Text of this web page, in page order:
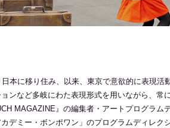
本に移り住み、以来、東京で意欲的に表現活
ンなど多岐にわた表現形式を用いながら、常
MAGAZINE』の編集者・アートプログラム
デミー・ボンポワン」のプログラムディレク